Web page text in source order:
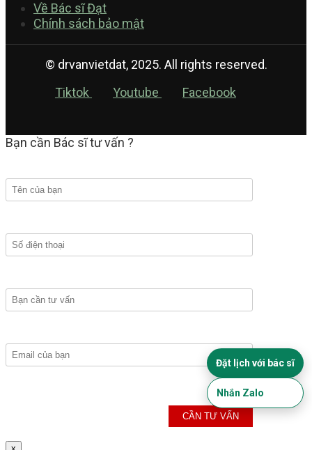
Về Bác sĩ Đạt
Chính sách bảo mật
© drvanvietdat, 2025. All rights reserved.
Tiktok
Youtube Facebook
Bạn cần Bác sĩ tư vấn ?
Đặt lịch với bác sĩ
Nhắn Zalo